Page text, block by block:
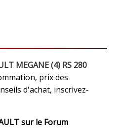
MEGANE (4) RS 280
prix des
d'achat, inscrivez-
sur le Forum